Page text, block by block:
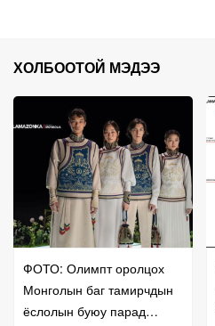
ХОЛБООТОЙ МЭДЭЭ
ФОТО: Олимпт оролцох
Монголын баг тамирчдын
ёслолын буюу парад